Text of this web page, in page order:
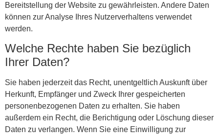
Bereitstellung der Website zu gewährleisten. Andere Daten
können zur Analyse Ihres Nutzerverhaltens verwendet
werden.
Welche Rechte haben Sie bezüglich
Ihrer Daten?
Sie haben jederzeit das Recht, unentgeltlich Auskunft über
Herkunft, Empfänger und Zweck Ihrer gespeicherten
personenbezogenen Daten zu erhalten. Sie haben
außerdem ein Recht, die Berichtigung oder Löschung dieser
Daten zu verlangen. Wenn Sie eine Einwilligung zur